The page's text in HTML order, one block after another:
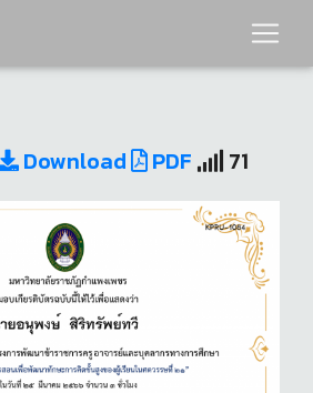
Download PDF 71